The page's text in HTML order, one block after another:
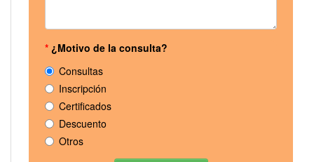
* ¿Motivo de la consulta?
Consultas
Inscripción
Certificados
Descuento
Otros